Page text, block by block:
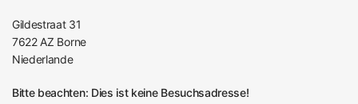
Gildestraat 31
7622 AZ Borne
Niederlande
Bitte beachten: Dies ist keine Besuchsadresse!